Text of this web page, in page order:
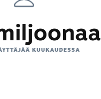
KUUKAUDESSA